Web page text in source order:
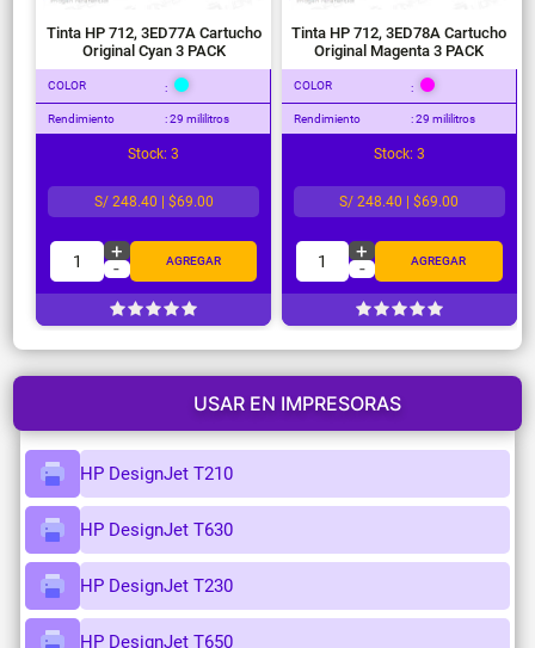
Tinta HP 712, 3ED77A Cartucho
Original Cyan 3 PACK
COLOR :
Rendimiento : 29 mililitros
Stock: 3
S/ 248.40 | $69.00
1 +
- AGREGAR
Tinta HP 712, 3ED78A Cartucho
Original Magenta 3 PACK
COLOR :
Rendimiento : 29 mililitros
Stock: 3
S/ 248.40 | $69.00
1 +
- AGREGAR
USAR EN IMPRESORAS
HP DesignJet T210
HP DesignJet T630
HP DesignJet T230
HP DesignJet T650